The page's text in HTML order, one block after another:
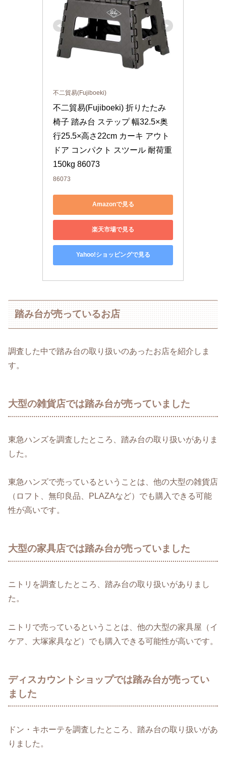
不二貿易(Fujiboeki)
不二貿易(Fujiboeki) 折りたたみ
椅子 踏み台 ステップ 幅32.5×奥
行25.5×高さ22cm カーキ アウト
ドア コンパクト スツール 耐荷重
150kg 86073
86073
Amazonで見る
楽天市場で見る
Yahoo!ショッピングで見る
踏み台が売っているお店
調査した中で踏み台の取り扱いのあったお店を紹介しま
す。
大型の雑貨店では踏み台が売っていました
東急ハンズを調査したところ、踏み台の取り扱いがありま
した。
東急ハンズで売っているということは、他の大型の雑貨店
（ロフト、無印良品、PLAZAなど）でも購入できる可能
性が高いです。
大型の家具店では踏み台が売っていました
ニトリを調査したところ、踏み台の取り扱いがありまし
た。
ニトリで売っているということは、他の大型の家具屋（イ
ケア、大塚家具など）でも購入できる可能性が高いです。
ディスカウントショップでは踏み台が売ってい
ました
ドン・キホーテを調査したところ、踏み台の取り扱いがあ
りました。